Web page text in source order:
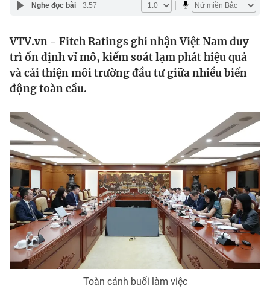
Y tế
Thế giới
Tin tức
Thế giới đó đây
Câu chuyện quốc tế
Kinh tế
Thị trường
Góc doanh nghiệp
Dữ liệu và đời sống
Truyền hình
Phim VTV
Hậu trường
Nhân vật
Khán giả
Giải sao mai
Giải trí
Điện ảnh
Âm nhạc
Sao
Đời sống
Du lịch
Làm đẹp
Giáo dục
Nghe đọc bài 3:57
VTV.vn - Fitch Ratings ghi nhận Việt Nam duy
trì ổn định vĩ mô, kiểm soát lạm phát hiệu quả
và cải thiện môi trường đầu tư giữa nhiều biến
động toàn cầu.
Toàn cảnh buổi làm việc